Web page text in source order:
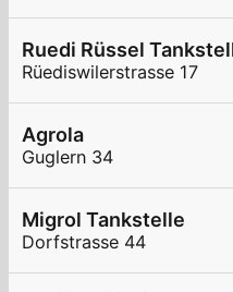
Rüediswilerstrasse 17
Agrola
Guglern 34
Migrol Tankstelle
Dorfstrasse 44